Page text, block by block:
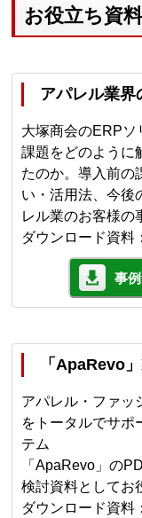
お役立ち資
アパレル業界
大塚商会のERPソ
課題をどのように
たのか。導入前の
い・活用法、今後
レル業のお客様の
ダウンロード資料
事
「ApaRevo
アパレル・ファッ
をトータルでサポ
テム
「ApaRevo」の
検討資料としてお
ダウンロード資料